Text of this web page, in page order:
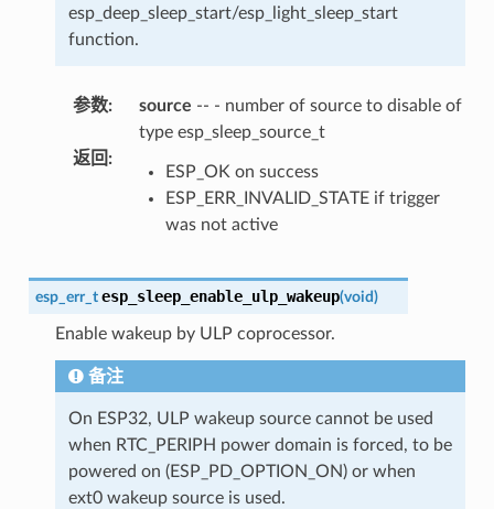
esp_deep_sleep_start/esp_light_sleep_start
function.
参数: source -- - number of source to disable of
type esp_sleep_source_t
返回 :
ESP_OK on success
ESP_ERR_INVALID_STATE if trigger
was not active
esp_err_t esp_sleep_enable_ulp_wakeup(void)
Enable wakeup by ULP coprocessor.
备注
On ESP32, ULP wakeup source cannot be used
when RTC_PERIPH power domain is forced, to be
powered on (ESP_PD_OPTION_ON) or when
ext0 wakeup source is used.